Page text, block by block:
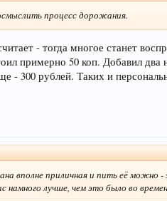
процесс дорожания.
- тогда многое станет
примерно 50 коп. Добавил
- 300 рублей. Таких и
вполне приличная и пить её можно
намного лучше, чем это было во